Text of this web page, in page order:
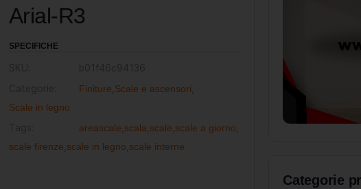
Arial-R3
SPECIFICHE
Finiture Scale e ascensori
Scale in legno
areascale scala scale scale a giorno
scale firenze scale in legno scale interne
Categorie